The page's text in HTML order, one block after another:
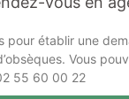
pour établir une
Vous
55 60 00 22